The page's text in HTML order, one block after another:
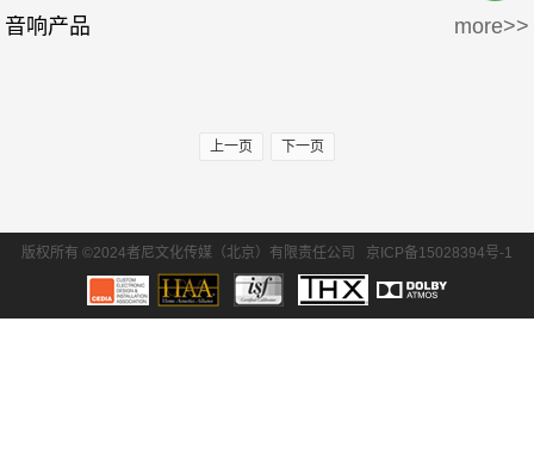
30万-50万
waterfall/飞瀑
音响产品 more>>
上一页 下一页
版权所有 ©2024者尼文化传媒（北京）有限责任公司 京ICP备15028394号-1